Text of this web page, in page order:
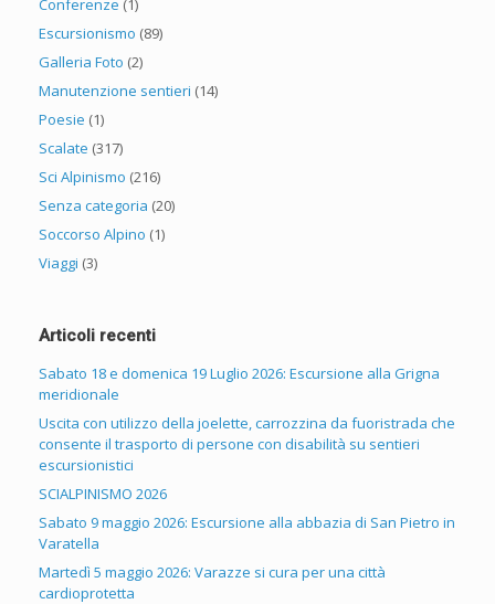
Conferenze (1)
Escursionismo (89)
Galleria Foto (2)
Manutenzione sentieri (14)
Poesie (1)
Scalate (317)
Sci Alpinismo (216)
Senza categoria (20)
Soccorso Alpino (1)
Viaggi (3)
Articoli recenti
Sabato 18 e domenica 19 Luglio 2026: Escursione alla Grigna
meridionale
Uscita con utilizzo della joelette, carrozzina da fuoristrada che
consente il trasporto di persone con disabilità su sentieri
escursionistici
SCIALPINISMO 2026
Sabato 9 maggio 2026: Escursione alla abbazia di San Pietro in
Varatella
Martedì 5 maggio 2026: Varazze si cura per una città
cardioprotetta